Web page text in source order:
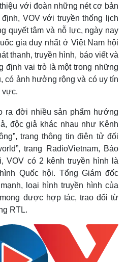
Multimedia
Video
Ảnh
Infographic
với đoàn những nét cơ bản
VOV với truyền thống lịch
quyết tâm và nỗ lực, ngày nay
gia duy nhất ở Việt Nam hội
thanh, truyền hình, báo viết và
định vai trò là một trong những
có ảnh hưởng rộng và có uy tín
vực.
ra đời nhiều sản phẩm hướng
độc giả khác nhau như Kênh
trang thông tin điện tử đối
trang RadioVietnam, Báo
VOV có 2 kênh truyền hình là
Quốc hội. Tổng Giám đốc
loại hình truyền hình của
được hợp tác, trao đổi từ
RTL.